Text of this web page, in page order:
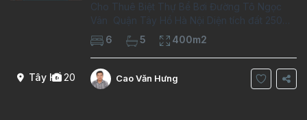
Tây Hồ20
Cho Thuê Biệt Thự Bể Bơi Đường Tô Ngọc
Vân Quận Tây Hồ Hà Nội Diện tích đất 250m2
Diện tích xây dựng 100m2 Xây 4 tầng, 6
phòng ngủ 5 phòng tắm Tầng 1, , phòng
khách , phòng bếp-1wc Tầng 2, 2 phòng
6 5 400m2
Cao Văn Hưng